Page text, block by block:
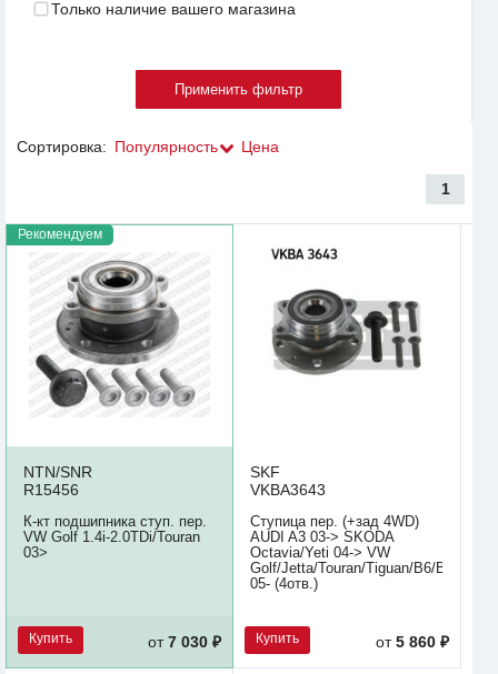
Только наличие вашего магазина
Сортировка: Популярность Цена
1
Рекомендуем
NTN/SNR
R15456
К-кт подшипника ступ. пер.
VW Golf 1.4i-2.0TDi/Touran
03>
Купить от7 030 ₽
SKF
VKBA3643
Ступица пер. (+зад 4WD)
AUDI A3 03-> SKODA
Octavia/Yeti 04-> VW
Golf/Jetta/Touran/Tiguan/B6/B7
05- (4отв.)
Купить от5 860 ₽